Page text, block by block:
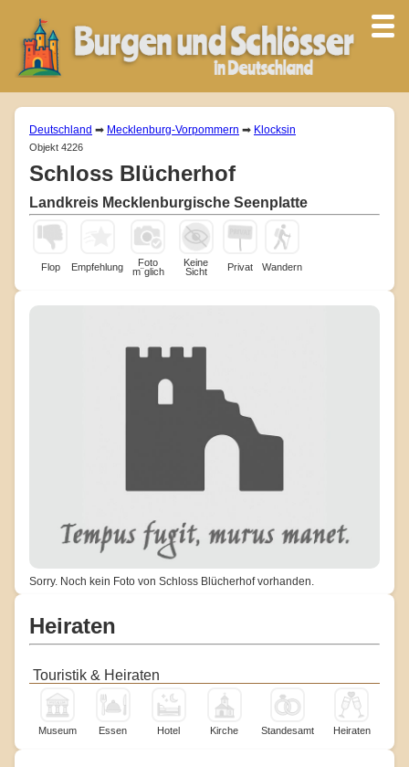
Deutschland ➡ Mecklenburg-Vorpommern ➡ Klocksin
Objekt 4226
Schloss Blücherhof
Landkreis Mecklenburgische Seenplatte
Flop Empfehlung
Foto
m¨glich
Keine
Sicht
Privat Wandern
Sorry. Noch kein Foto von Schloss Blücherhof vorhanden.
Heiraten
Touristik & Heiraten
Museum Essen Hotel Kirche Standesamt Heiraten